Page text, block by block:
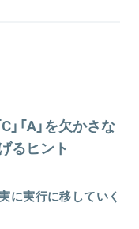
「A」を欠かさな
るヒント
に実行に移していく